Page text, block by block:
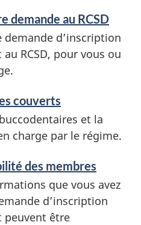
demande au RCSD
demande d’inscription
RCSD, pour vous ou
couverts
et la
charge par le régime.
des membres
que vous avez
d’inscription
peuvent être